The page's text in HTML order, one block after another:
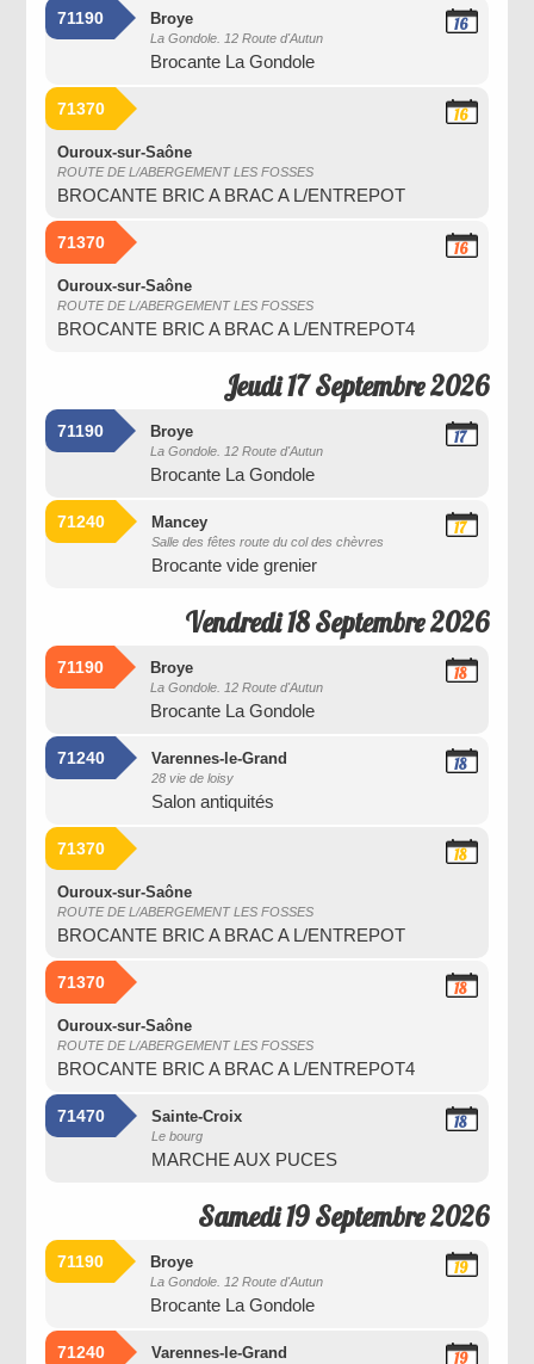
71190 Broye
La Gondole. 12 Route d'Autun
Brocante La Gondole
16
71370
Ouroux-sur-Saône
ROUTE DE L/ABERGEMENT LES FOSSES
BROCANTE BRIC A BRAC A L/ENTREPOT
16
71370
Ouroux-sur-Saône
ROUTE DE L/ABERGEMENT LES FOSSES
BROCANTE BRIC A BRAC A L/ENTREPOT4
16
Jeudi 17 Septembre 2026
71190 Broye
La Gondole. 12 Route d'Autun
Brocante La Gondole
17
71240 Mancey
Salle des fêtes route du col des chèvres
Brocante vide grenier
17
Vendredi 18 Septembre 2026
71190 Broye
La Gondole. 12 Route d'Autun
Brocante La Gondole
18
71240 Varennes-le-Grand
28 vie de loisy
Salon antiquités
18
71370
Ouroux-sur-Saône
ROUTE DE L/ABERGEMENT LES FOSSES
BROCANTE BRIC A BRAC A L/ENTREPOT
18
71370
Ouroux-sur-Saône
ROUTE DE L/ABERGEMENT LES FOSSES
BROCANTE BRIC A BRAC A L/ENTREPOT4
18
71470 Sainte-Croix
Le bourg
MARCHE AUX PUCES
18
Samedi 19 Septembre 2026
71190 Broye
La Gondole. 12 Route d'Autun
Brocante La Gondole
19
71240 Varennes-le-Grand
19